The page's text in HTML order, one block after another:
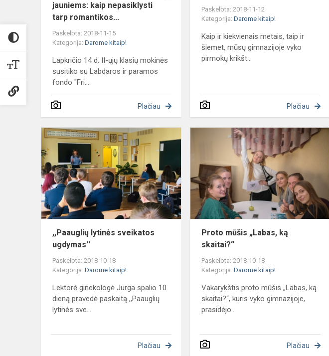
jauniems: kaip nepasiklysti
tarp romantikos...
Paskelbta: 2018-11-15
Kategorija: Darome kitaip!
Lapkričio 14 d. II-ųjų klasių mokinės
susitiko su Labdaros ir paramos
fondo "Fri...
Plačiau
Paskelbta: 2018-11-12
Kategorija:Darome kitaip!
Kaip ir kiekvienais metais, taip ir
šiemet, mūsų gimnazijoje vyko
pirmokų krikšt...
Plačiau
ugdymas''
,,Paauglių lytinės sveikatos
ugdymas''
Paskelbta: 2018-10-18
Kategorija: Darome kitaip!
Lektorė ginekologė Jurga spalio 10
dieną pravedė paskaitą ,,Paauglių
lytinės sve...
Plačiau
Proto mūšis „Labas, ką
skaitai?“
Paskelbta: 2018-10-18
Kategorija:Darome kitaip!
Vakarykštis proto mūšis „Labas, ką
skaitai?“, kuris vyko gimnazijoje,
prasidėjo...
Plačiau